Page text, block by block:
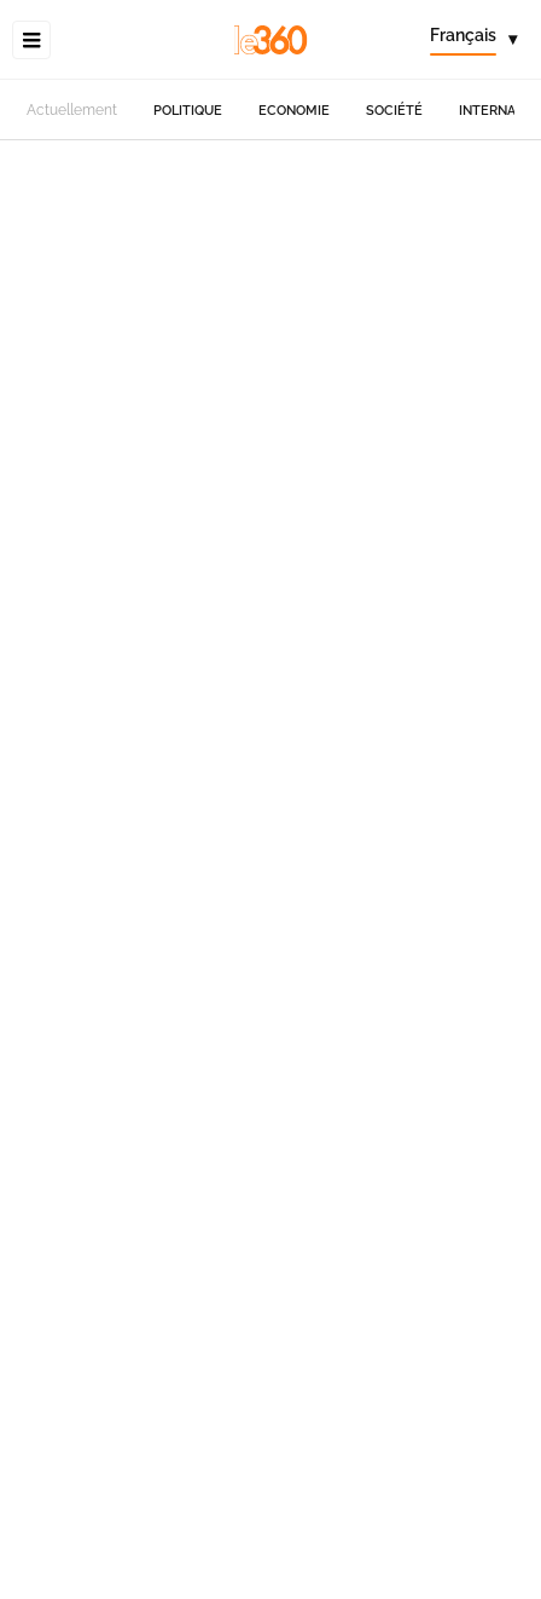
Français ▾
Actuellement POLITIQUE ECONOMIE SOCIÉTÉ